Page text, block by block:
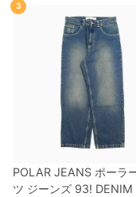
3
POLAR JEANS ポーラ
ツ ジーンズ 93! DENIM